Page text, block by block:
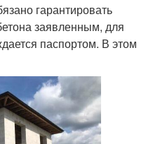
гарантировать
заявленным, для
паспортом. В этом